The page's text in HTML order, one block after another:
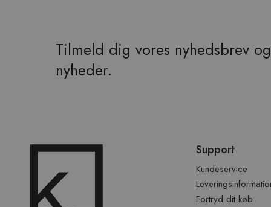
Tilmeld dig vores nyhedsbrev
nyheder.
over
Support
Kundeservice
Fortryd dit køb